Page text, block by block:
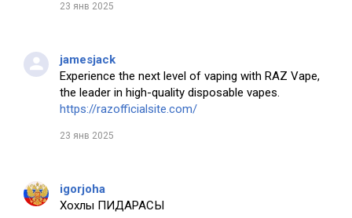
23 янв 2025
jamesjack
Experience the next level of vaping with RAZ Vape,
the leader in high-quality disposable vapes.
https://razofficialsite.com/
23 янв 2025
igorjoha
Хохлы ПИДАРАСЫ